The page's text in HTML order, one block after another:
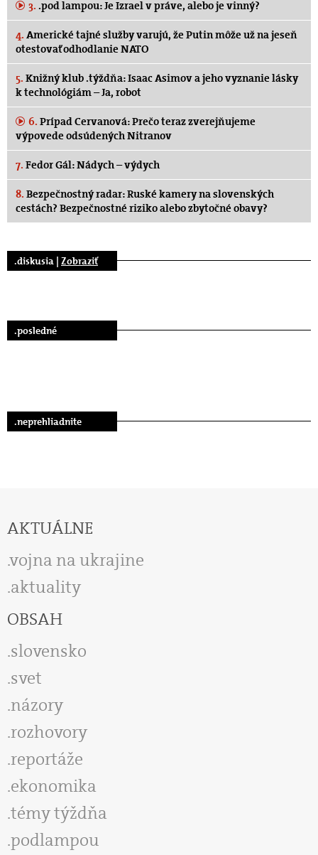
3. .pod lampou: Je Izrael v práve, alebo je vinný?
4. Americké tajné služby varujú, že Putin môže už na jeseň
otestovať odhodlanie NATO
5. Knižný klub .týždňa: Isaac Asimov a jeho vyznanie lásky
k technológiám – Ja, robot
6. Prípad Cervanová: Prečo teraz zverejňujeme
výpovede odsúdených Nitranov
7. Fedor Gál: Nádych – výdych
8. Bezpečnostný radar: Ruské kamery na slovenských
cestách? Bezpečnostné riziko alebo zbytočné obavy?
.diskusia | Zobraziť
.posledné
.neprehliadnite
AKTUÁLNE
vojna na ukrajine
aktuality
OBSAH
slovensko
svet
názory
rozhovory
reportáže
ekonomika
témy týždňa
podlampou